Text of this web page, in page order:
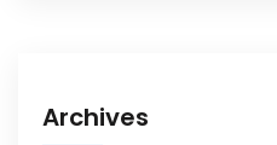
Archives